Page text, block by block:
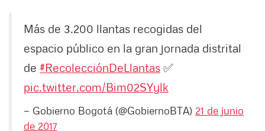
Más de 3.200 llantas recogidas del
espacio público en la gran jornada distrital
de #RecolecciónDeLlantas ✅
pic.twitter.com/Bim02SYylk
— Gobierno Bogotá (@GobiernoBTA) 21 de junio
de 2017